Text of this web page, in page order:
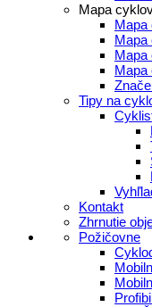
Mapa
Mapa
Mapa
Mapa
Mapa
Tipy na
Kontakt
Zhrnutie
Požičovne